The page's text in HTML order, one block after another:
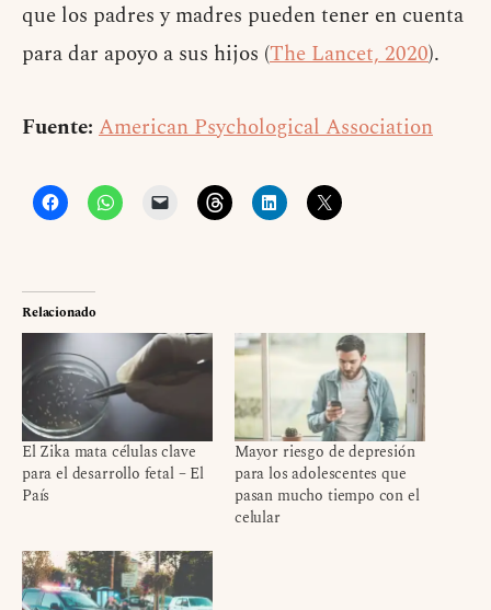
que los padres y madres pueden tener en cuenta
para dar apoyo a sus hijos (The Lancet, 2020).
Fuente: American Psychological Association
Relacionado
El Zika mata células clave
para el desarrollo fetal – El
País
Mayor riesgo de depresión
para los adolescentes que
pasan mucho tiempo con el
celular